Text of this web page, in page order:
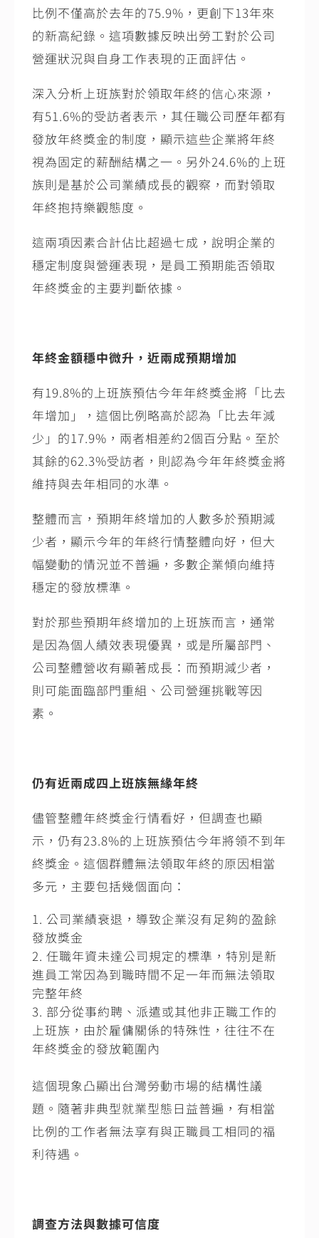
比例不僅高於去年的75.9% ，更創下13年來
的新高紀錄。這項數據反映出勞工對於公司
營運狀況與自身工作表現的正面評估。
深入分析上班族對於領取年終的信心來源，
有51.6%的受訪者表示，其任職公司歷年都有
發放年終獎金的制度，顯示這些企業將年終
視為固定的薪酬結構之一。另外24.6%的上班
族則是基於公司業績成長的觀察，而對領取
年終抱持樂觀態度。
這兩項因素合計佔比超過七成，說明企業的
穩定制度與營運表現，是員工預期能否領取
年終獎金的主要判斷依據。
年終金額穩中微升，近兩成預期增加
有19.8%的上班族預估今年年終獎金將「比去
年增加」，這個比例略高於認為「比去年減
少」的17.9% ，兩者相差約2個百分點。至於
其餘的62.3%受訪者，則認為今年年終獎金將
維持與去年相同的水準。
整體而言，預期年終增加的人數多於預期減
少者，顯示今年的年終行情整體向好，但大
幅變動的情況並不普遍，多數企業傾向維持
穩定的發放標準。
對於那些預期年終增加的上班族而言，通常
是因為個人績效表現優異，或是所屬部門、
公司整體營收有顯著成長：而預期減少者，
則可能面臨部門重組、公司營運挑戰等因
素。
仍有近兩成四上班族無緣年終
儘管整體年終獎金行情看好，但調查也顯
示，仍有23.8%的上班族預估今年將領不到年
終獎金。這個群體無法領取年終的原因相當
多元，主要包括幾個面向：
公司業績衰退，導致企業沒有足夠的盈餘
發放獎金
任職年資未達公司規定的標準，特別是新
進員工常因為到職時間不足一年而無法領取
完整年終
部分從事約聘、派遣或其他非正職工作的
上班族，由於雇傭關係的特殊性，往往不在
年終獎金的發放範圍內
這個現象凸顯出台灣勞動市場的結構性議
題。隨著非典型就業型態日益普遍，有相當
比例的工作者無法享有與正職員工相同的福
利待遇。
調查方法與數據可信度